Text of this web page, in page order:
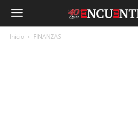
Inicio FINANZAS